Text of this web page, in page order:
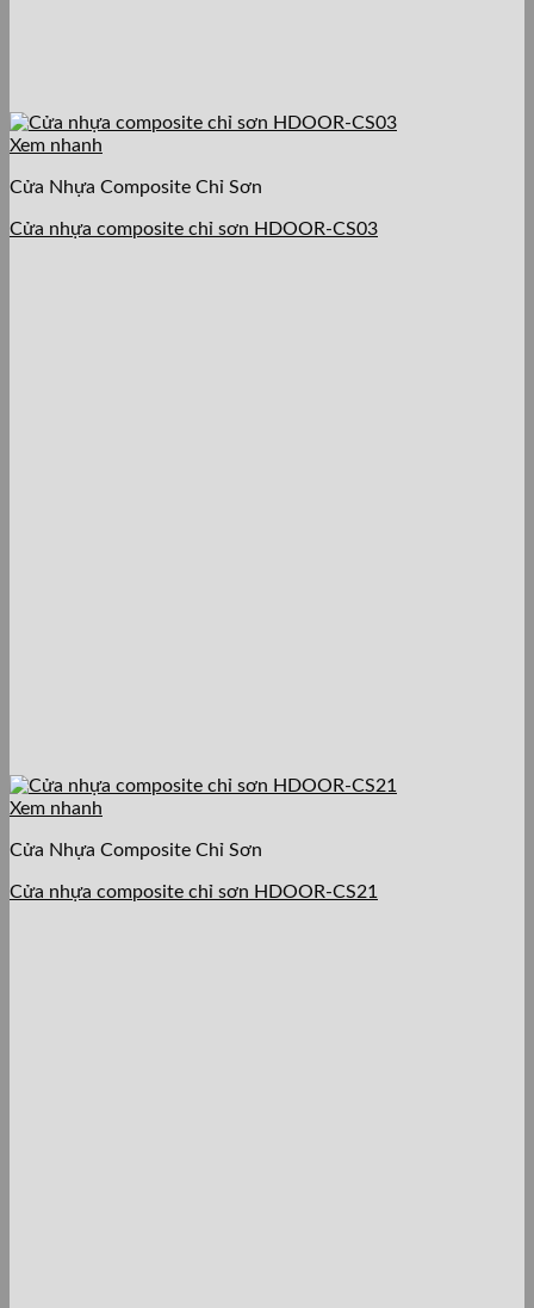
Xem nhanh
Cửa Nhựa Composite Chỉ Sơn
Cửa nhựa composite chỉ sơn HDOOR-CS03
Xem nhanh
Cửa Nhựa Composite Chỉ Sơn
Cửa nhựa composite chỉ sơn HDOOR-CS21